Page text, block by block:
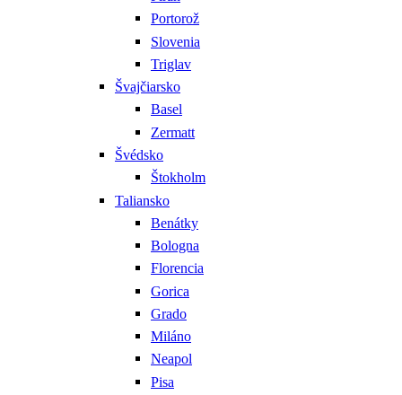
Portorož
Slovenia
Triglav
Švajčiarsko
Basel
Zermatt
Švédsko
Štokholm
Taliansko
Benátky
Bologna
Florencia
Gorica
Grado
Miláno
Neapol
Pisa